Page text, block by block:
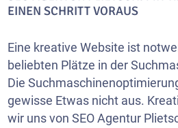
EINEN SCHRITT VORAUS
Eine kreative Website ist
beliebten Plätze in der
Die
gewisse Etwas nicht aus.
wir uns von SEO Agentur